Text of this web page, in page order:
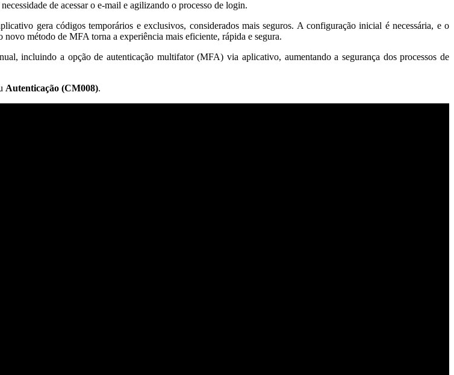
de acessar o e-mail e agilizando o processo de login.
gera códigos temporários e exclusivos, considerados mais seguros. A configuração inicial é necessária, e o
método de MFA torna a experiência mais eficiente, rápida e segura.
incluindo a opção de autenticação multifator (MFA) via aplicativo, aumentando a segurança dos processos de
Autenticação (CM008).